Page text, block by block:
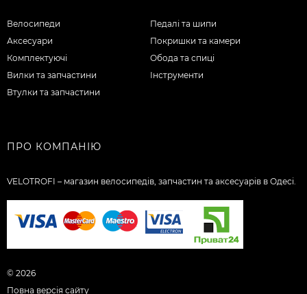
Велосипеди
Аксесуари
Комплектуючі
Вилки та запчастини
Втулки та запчастини
Педалі та шипи
Покришки та камери
Обода та спиці
Інструменти
ПРО КОМПАНІЮ
VELOTROFI – магазин велосипедів, запчастин та аксесуарів в Одесі.
© 2026
Повна версія сайту